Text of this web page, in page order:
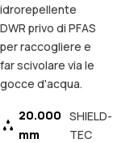
idrorepellente
DWR privo di PFAS
per raccogliere e
far scivolare via le
gocce d'acqua.
20.000
mm
SHIELD-
TEC